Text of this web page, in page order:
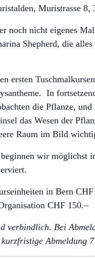
Muristrasse
noch nicht eigenes
Shepherd, die
ersten
In
die Pflanze,
das Wesen der
Raum im Bild
wir möglichst
in Bern
CHF 150.–
verbindlich. Bei
Abmeldung